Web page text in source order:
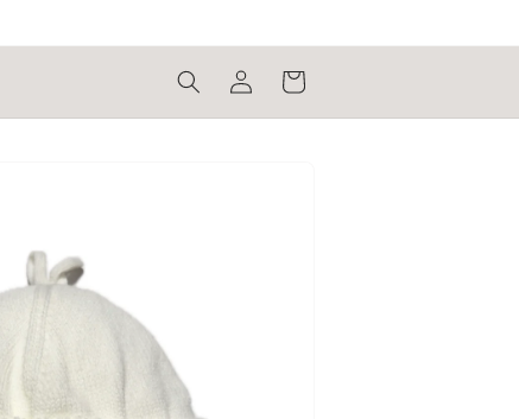
BejelentkezésKosár